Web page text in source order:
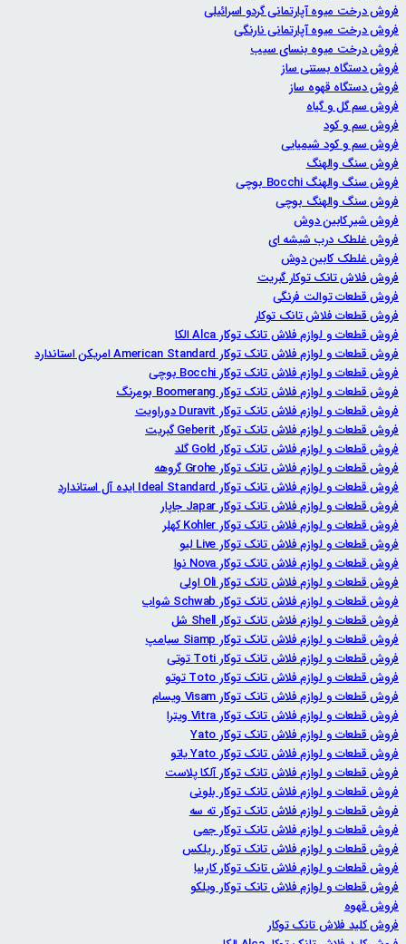
فروش درخت میوه آپارتمانی گردو اسرائیلی
فروش درخت میوه آپارتمانی نارنگی
فروش درخت میوه بنسای سیب
فروش دستگاه بستنی ساز
فروش دستگاه قهوه ساز
فروش سم گل و گیاه
فروش سم و کود
فروش سم و کود شیمیایی
فروش سنگ والهنگ
فروش سنگ والهنگ Bocchi بوچی
فروش سنگ والهنگ بوچی
فروش شیر کابین دوش
فروش غلطک درب شیشه ای
فروش غلطک کابین دوش
فروش فلاش تانک توکار گبریت
فروش قطعات توالت فرنگی
فروش قطعات فلاش تانک توکار
فروش قطعات و لوازم فلاش تانک توکار Alca الکا
فروش قطعات و لوازم فلاش تانک توکار American Standard امریکن استاندارد
فروش قطعات و لوازم فلاش تانک توکار Bocchi بوچی
فروش قطعات و لوازم فلاش تانک توکار Boomerang بومرنگ
فروش قطعات و لوازم فلاش تانک توکار Duravit دوراویت
فروش قطعات و لوازم فلاش تانک توکار Geberit گبریت
فروش قطعات و لوازم فلاش تانک توکار Gold گلد
فروش قطعات و لوازم فلاش تانک توکار Grohe گروهه
فروش قطعات و لوازم فلاش تانک توکار Ideal Standard ایده آل استاندارد
فروش قطعات و لوازم فلاش تانک توکار Japar جاپار
فروش قطعات و لوازم فلاش تانک توکار Kohler کهلر
فروش قطعات و لوازم فلاش تانک توکار Live لیو
فروش قطعات و لوازم فلاش تانک توکار Nova نوا
فروش قطعات و لوازم فلاش تانک توکار Oli اولی
فروش قطعات و لوازم فلاش تانک توکار Schwab شواب
فروش قطعات و لوازم فلاش تانک توکار Shell شل
فروش قطعات و لوازم فلاش تانک توکار Siamp سیامپ
فروش قطعات و لوازم فلاش تانک توکار Toti توتی
فروش قطعات و لوازم فلاش تانک توکار Toto توتو
فروش قطعات و لوازم فلاش تانک توکار Visam ویسام
فروش قطعات و لوازم فلاش تانک توکار Vitra ویترا
فروش قطعات و لوازم فلاش تانک توکار Yato
فروش قطعات و لوازم فلاش تانک توکار Yato یاتو
فروش قطعات و لوازم فلاش تانک توکار آلکا پلاست
فروش قطعات و لوازم فلاش تانک توکار بلونی
فروش قطعات و لوازم فلاش تانک توکار ته سه
فروش قطعات و لوازم فلاش تانک توکار جمی
فروش قطعات و لوازم فلاش تانک توکار ریلکس
فروش قطعات و لوازم فلاش تانک توکار کاریبا
فروش قطعات و لوازم فلاش تانک توکار ویلکو
فروش قهوه
فروش کلید فلاش تانک توکار